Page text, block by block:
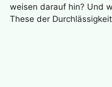
weisen darauf hin? Und
These der